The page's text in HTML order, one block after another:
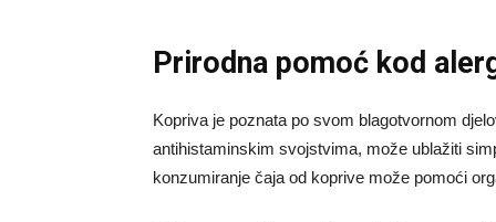
Prirodna pomoć kod
Kopriva je poznata po svom blagotvornom
antihistaminskim svojstvima, može ublažiti
konzumiranje čaja od koprive može pomoći